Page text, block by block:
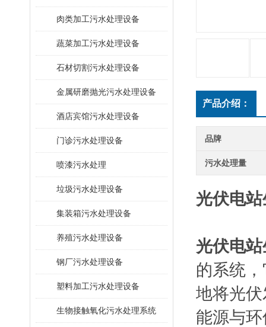
肉类加工污水处理设备
蔬菜加工污水处理设备
石材切割污水处理设备
金属研磨抛光污水处理设备
酒店宾馆污水处理设备
门诊污水处理设备
喷漆污水处理
垃圾污水处理设备
集装箱污水处理设备
养殖污水处理设备
钢厂污水处理设备
塑料加工污水处理设备
生物接触氧化污水处理系统
产品介绍：
品牌
污水处理量
光伏电
光伏电
的系统‌
地将光
能源与